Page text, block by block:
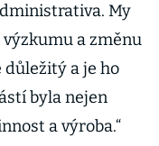
My
a změnu
a je ho
byla nejen
a výroba.“